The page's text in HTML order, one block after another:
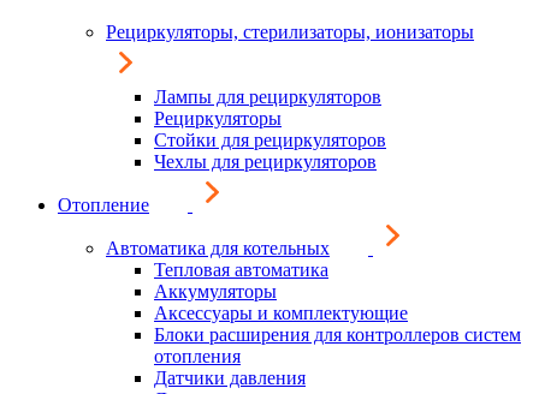
Рециркуляторы, стерилизаторы, ионизаторы
Лампы для рециркуляторов
Рециркуляторы
Стойки для рециркуляторов
Чехлы для рециркуляторов
Отопление
Автоматика для котельных
Тепловая автоматика
Аккумуляторы
Аксессуары и комплектующие
Блоки расширения для контроллеров систем
отопления
Датчики давления